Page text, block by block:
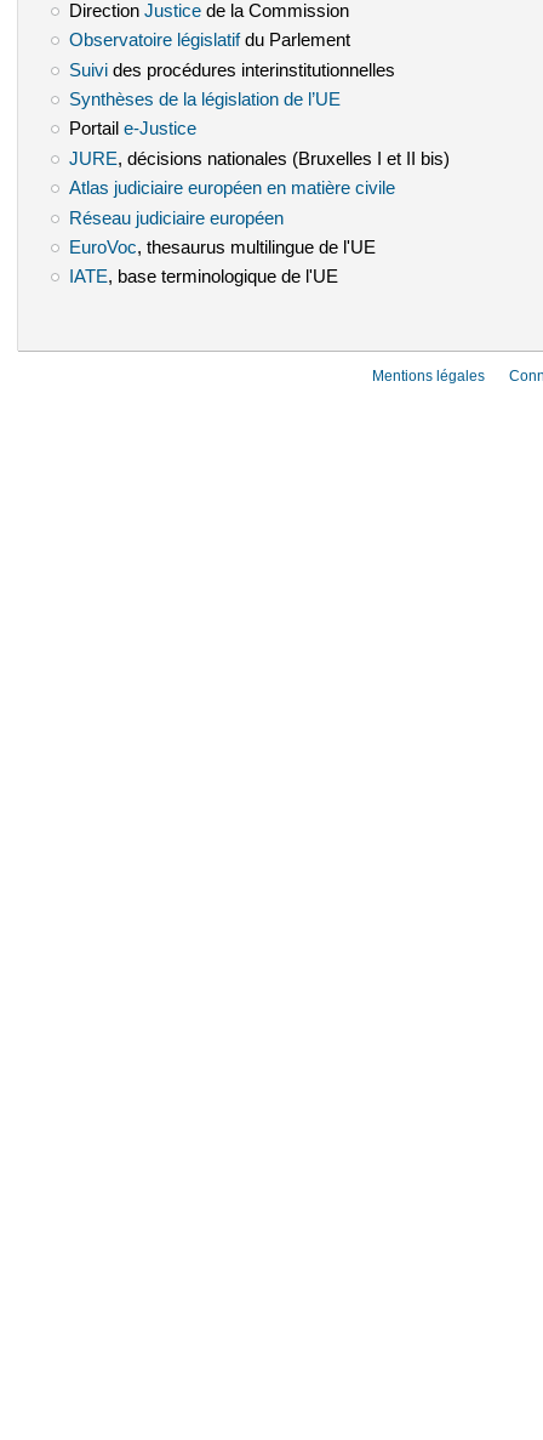
Direction Justice(le lien est externe)
de la Commission
Observatoire législatif(le lien est externe)
du Parlement
Suivi(le lien est externe)
des procédures interinstitutionnelles
Synthèses de la législation de l’UE
Portail e-Justice(le lien est externe)
JURE (le lien est externe)
, décisions nationales (Bruxelles I et II bis)
Atlas judiciaire européen en matière civile(le lien est externe)
Réseau judiciaire européen(le lien est externe)
EuroVoc (le lien est externe)
, thesaurus multilingue de l'UE
IATE(le lien est externe)
, base terminologique de l'UE
Mentions légales